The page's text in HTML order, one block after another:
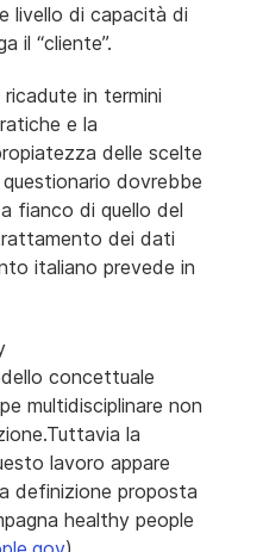
livello di capacità di
il “cliente”.
in termini
e la
delle scelte
dovrebbe
fianco di quello del
dei dati
italiano prevede in
concettuale
multidisciplinare non
la
lavoro appare
definizione proposta
healthy people